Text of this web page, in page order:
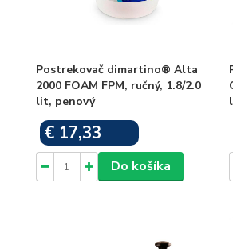
Postrekovač dimartino® Alta
2000 FOAM FPM, ručný, 1.8/2.0
lit, penový
€ 17,33
Do košíka